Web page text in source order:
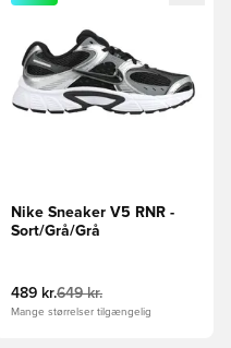
Nike Sneaker V5 RNR -
Sort/Grå/Grå
489 kr.649 kr.
Mange størrelser tilgængelig